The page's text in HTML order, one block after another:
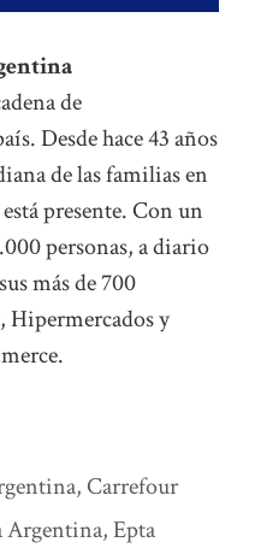
de
Desde hace 43 años
de las familias en
presente. Con un
personas, a diario
más de 700
Hipermercados y
, Carrefour
Argentina,Epta